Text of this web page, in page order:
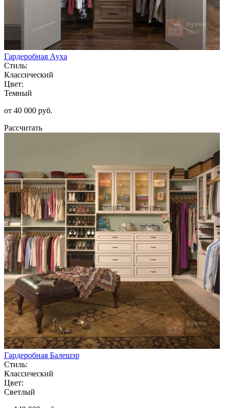
Гардеробная Ауха
Стиль:
Классический
Цвет:
Темный
от 40 000 руб.
Рассчитать
Гардеробная Балешэр
Стиль:
Классический
Цвет:
Светлый